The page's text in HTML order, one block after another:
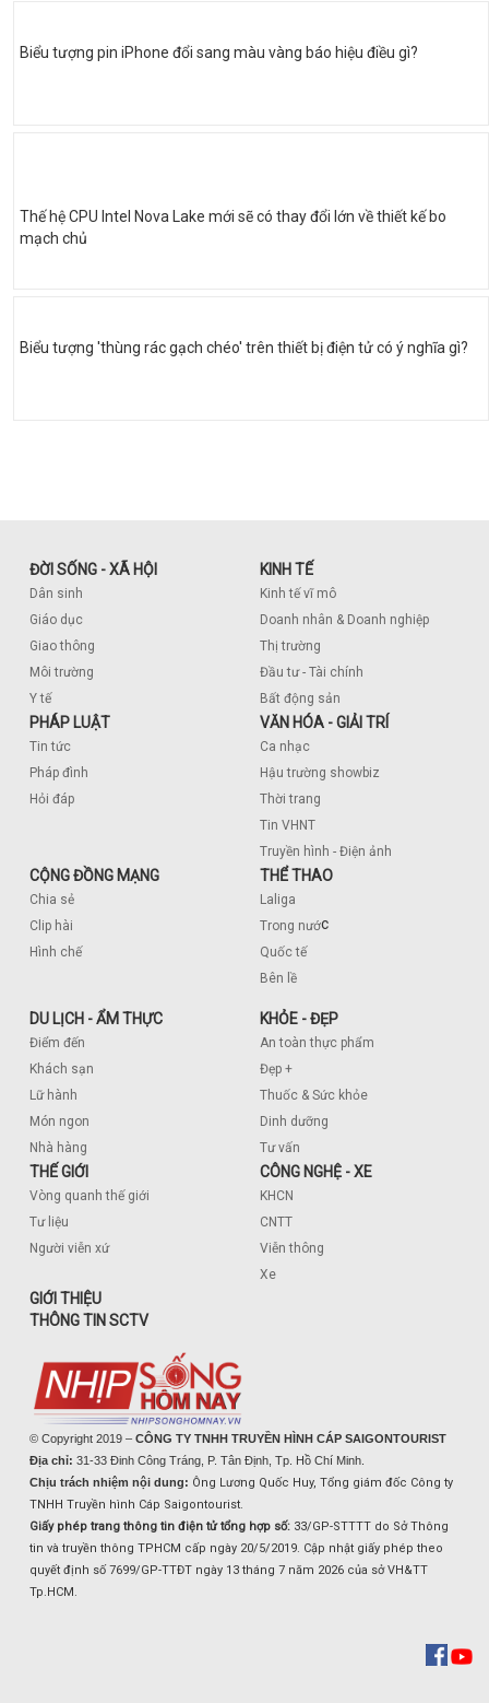
Biểu tượng pin iPhone đổi sang màu vàng báo hiệu điều gì?
Thế hệ CPU Intel Nova Lake mới sẽ có thay đổi lớn về thiết kế bo
mạch chủ
Biểu tượng 'thùng rác gạch chéo' trên thiết bị điện tử có ý nghĩa gì?
ĐỜI SỐNG - XÃ HỘI
Dân sinh
Giáo dục
Giao thông
Môi trường
Y tế
KINH TẾ
Kinh tế vĩ mô
Doanh nhân & Doanh nghiệp
Thị trường
Đầu tư - Tài chính
Bất động sản
PHÁP LUẬT
Tin tức
Pháp đình
Hỏi đáp
VĂN HÓA - GIẢI TRÍ
Ca nhạc
Hậu trường showbiz
Thời trang
Tin VHNT
Truyền hình - Điện ảnh
CỘNG ĐỒNG MẠNG
Chia sẻ
Clip hài
Hình chế
THỂ THAO
Laliga
Trong nước
Quốc tế
Bên lề
DU LỊCH - ẨM THỰC
Điểm đến
Khách sạn
Lữ hành
Món ngon
Nhà hàng
KHỎE - ĐẸP
An toàn thực phẩm
Đẹp +
Thuốc & Sức khỏe
Dinh dưỡng
Tư vấn
THẾ GIỚI
Vòng quanh thế giới
Tư liệu
Người viễn xứ
CÔNG NGHỆ - XE
KHCN
CNTT
Viễn thông
Xe
GIỚI THIỆU
THÔNG TIN SCTV
© Copyright 2019 – CÔNG TY TNHH TRUYỀN HÌNH CÁP SAIGONTOURIST
Địa chỉ: 31-33 Đinh Công Tráng, P. Tân Định, Tp. Hồ Chí Minh.
Chịu trách nhiệm nội dung: Ông Lương Quốc Huy, Tổng giám đốc Công ty
TNHH Truyền hình Cáp Saigontourist.
Giấy phép trang thông tin điện tử tổng hợp số: 33/GP-STTTT do Sở Thông
tin và truyền thông TPHCM cấp ngày 20/5/2019. Cập nhật giấy phép theo
quyết định số 7699/GP-TTĐT ngày 13 tháng 7 năm 2026 của sở VH&TT
Tp.HCM.